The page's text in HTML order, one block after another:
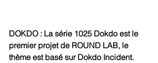
DOKDO : La série 1025 Dokdo est le
premier projet de ROUND LAB, le
thème est basé sur Dokdo Incident.